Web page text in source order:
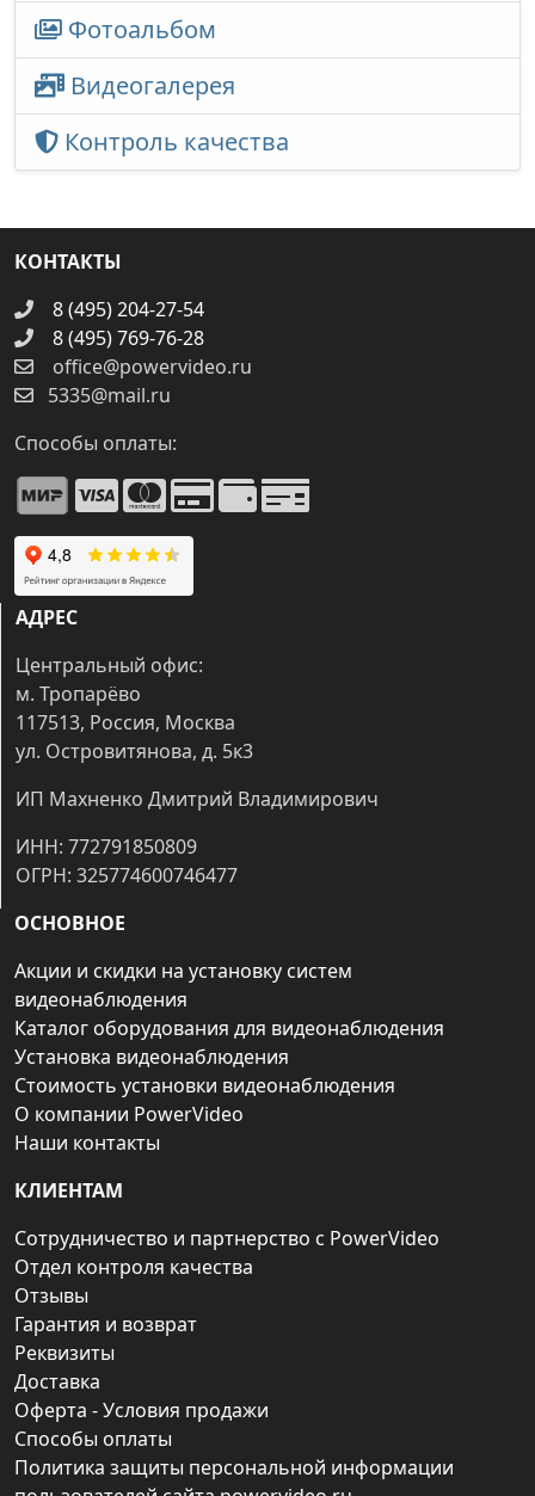
Фотоальбом
Видеогалерея
Контроль качества
КОНТАКТЫ
8 (495) 204-27-54
8 (495) 769-76-28
office@powervideo.ru
5335@mail.ru
Способы оплаты:
АДРЕС
Центральный офис:
м. Тропарёво
117513, Россия, Москва
ул. Островитянова, д. 5к3
ИП Махненко Дмитрий Владимирович
ИНН: 772791850809
ОГРН: 325774600746477
ОСНОВНОЕ
Акции и скидки на установку систем
видеонаблюдения
Каталог оборудования для видеонаблюдения
Установка видеонаблюдения
Стоимость установки видеонаблюдения
О компании PowerVideo
Наши контакты
КЛИЕНТАМ
Сотрудничество и партнерство с PowerVideo
Отдел контроля качества
Отзывы
Гарантия и возврат
Реквизиты
Доставка
Оферта - Условия продажи
Способы оплаты
Политика защиты персональной информации